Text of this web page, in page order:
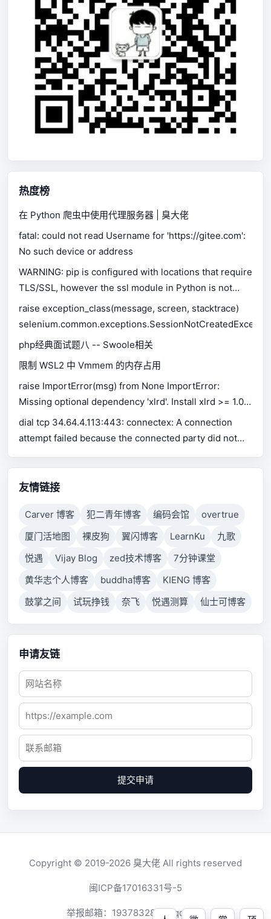
热度榜
在 Python 爬虫中使用代理服务器 | 臭大佬
fatal: could not read Username for 'https://gitee.com':
No such device or address
WARNING: pip is configured with locations that require
TLS/SSL, however the ssl module in Python is not
available.
raise exception_class(message, screen, stacktrace)
php经典面试题八 -- Swoole相关
限制 WSL2 中 Vmmem 的内存占用
raise ImportError(msg) from None ImportError:
Missing optional dependency 'xlrd'. Install xlrd >= 1.0.0
for Excel support Use pip or conda to install xlrd.
dial tcp 34.64.4.113:443: connectex: A connection
attempt failed because the connected party did not
connection failed because connected host has failed
to respond.
友情链接
Carver 博客 犯二青年博客 编码会馆
overtrue
厦门活地图
裸皮狗 翼闪博客 LearnKu
九歌
悦遇
Vijay Blog zed技术博客
7分钟课堂
黄华志个人博客
buddha博客
KIENG 博客
鼓掌之间
试玩挣钱 奈飞 悦遇测算 仙士可博客
申请友链
提交申请
Copyright © 2019-2026 臭大佬 All rights reserved
闽ICP备17016331号-5
举报邮箱： 1937832819@qq.com